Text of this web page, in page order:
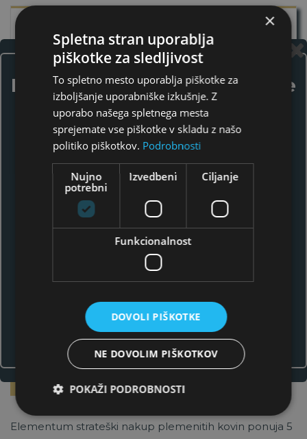
Kupujte strateško. Želite izvedeti
več? Kontaktirajte nas!
Kliknite tukaj!
5. * - 5 investicijskih
popustov
Elementum strateški nakup plemenitih kovin ponuja 5
×
Spletna stran uporablja
piškotke za sledljivost
To spletno mesto uporablja piškotke za
izboljšanje uporabniške izkušnje. Z
uporabo našega spletnega mesta
sprejemate vse piškotke v skladu z našo
politiko piškotkov. Podrobnosti
Nujno
potrebni
Izvedbeni Ciljanje
Funkcionalnost
DOVOLI PIŠKOTKE
NE DOVOLIM PIŠKOTKOV
POKAŽI PODROBNOSTI
Prijavite se na naše e-novice
S prijavo na naše e-novice boste
obveščeni o pomembnih informacijah o
investiranju v plemenite kovine.
S prijavo na e-novice se strinjam s
zasebnostiElementum d.o.o..
Prijava